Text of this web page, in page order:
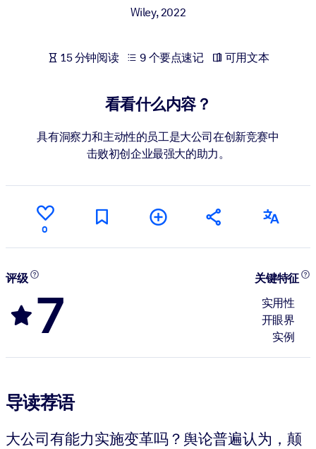
用值得信赖且即插即用的商业知识丰富您的企业图书馆。
利用可靠、结构化的知识为您的人工智能系统提供动力，以改善输
Wiley,2022
15 分钟阅读 9 个要点速记 可用文本
看看什么内容？
具有洞察力和主动性的员工是大公司在创新竞赛中
击败初创企业最强大的助力。
0
评级
7
关键特征
实用性
开眼界
实例
导读荐语
大公司有能力实施变革吗？舆论普遍认为，颠